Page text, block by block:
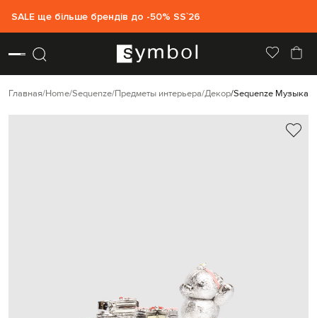
SALE ще більше брендів до -50% SS`26
Главная Home Sequenze Предметы интерьера Декор Sequenze